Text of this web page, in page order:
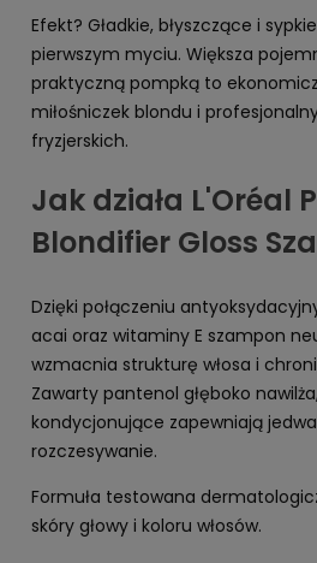
Efekt? Gładkie, błyszczące i
pierwszym myciu. Większa
praktyczną pompką to
miłośniczek blondu i
fryzjerskich.
Jak działa L'Oréal
Blondifier Gloss
Dzięki połączeniu
acai oraz witaminy E szampon
wzmacnia strukturę włosa i
Zawarty pantenol głęboko
kondycjonujące zapewniają
rozczesywanie.
Formuła testowana
skóry głowy i koloru włosów.